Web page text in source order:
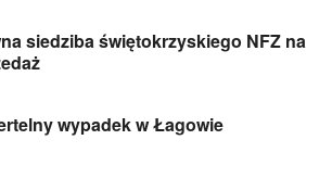
siedziba świętokrzyskiego NFZ na
wypadek w Łagowie